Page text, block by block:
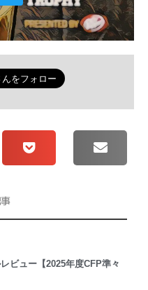
ビュー【2025年度CFP準々